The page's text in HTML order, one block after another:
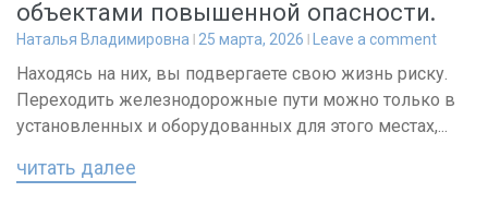
объектами повышенной опасности.
Наталья Владимировна 25 марта, 2026 Leave a comment
Находясь на них, вы подвергаете свою жизнь риску.
Переходить железнодорожные пути можно только в
установленных и оборудованных для этого местах,...
читать далее